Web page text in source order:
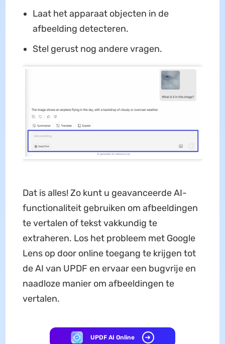
Laat het apparaat objecten in de
afbeelding detecteren.
Stel gerust nog andere vragen.
Dat is alles! Zo kunt u geavanceerde AI-
functionaliteit gebruiken om afbeeldingen
te vertalen of tekst vakkundig te
extraheren. Los het probleem met Google
Lens op door online toegang te krijgen tot
de AI van UPDF en ervaar een bugvrije en
naadloze manier om afbeeldingen te
vertalen.
UPDF AI Online